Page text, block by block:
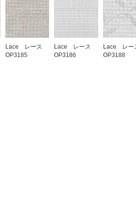
Lace レース
OP3185
Lace レース
OP3186
Lace レー
OP3188